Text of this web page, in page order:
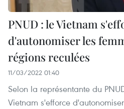
PNUD : le Vietnam
d'autonomiser les
régions reculées
11/03/2022 01:40
Selon la représentante du
Vietnam s'efforce